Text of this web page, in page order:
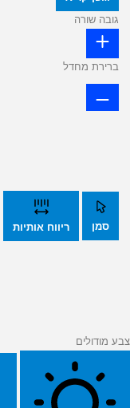
גובה שורה
ברירת מחדל
סמן ריווח אותיות
צבע מודולים